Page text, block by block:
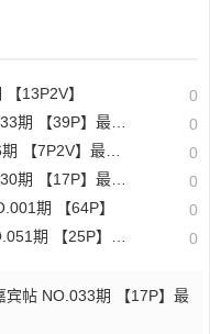
13P2V】 0
】最新至：2024.9.2 0
最新至：2023.8.21 0
】最新至：2024.9.6 0
期 【64P】 0
最新至：2024.9.8 0
宾帖 NO.033期 【17P】最